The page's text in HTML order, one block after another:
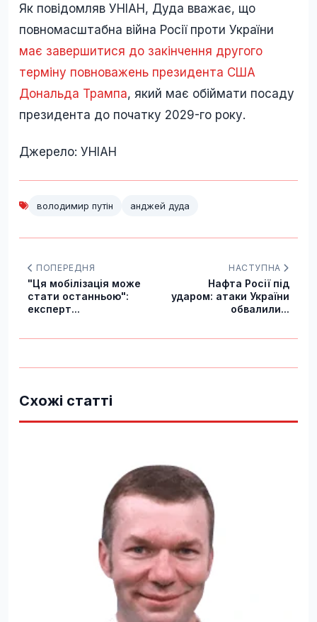
Як повідомляв УНІАН, Дуда вважає, що
повномасштабна війна Росії проти України
має завершитися до закінчення другого
терміну повноважень президента США
Дональда Трампа, який має обіймати посаду
президента до початку 2029-го року.
Джерело: УНІАН
володимир путін анджей дуда
ПОПЕРЕДНЯ
"Ця мобілізація може
стати останньою":
експерт...
НАСТУПНА
Нафта Росії під
ударом: атаки України
обвалили...
Схожі статті